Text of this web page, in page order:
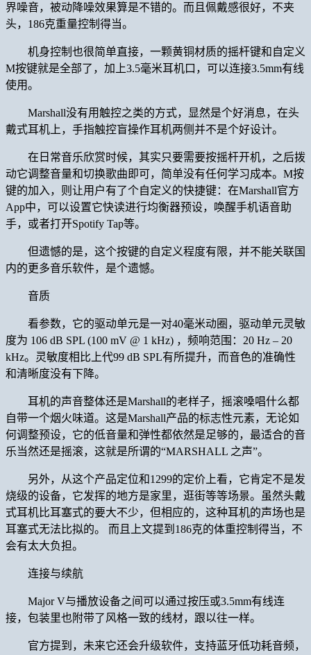
界噪音，被动降噪效果算是不错的。而且佩戴感很好，不夹
头，186克重量控制得当。
机身控制也很简单直接，一颗黄铜材质的摇杆键和自定义
M按键就是全部了，加上3.5毫米耳机口，可以连接3.5mm有线
使用。
Marshall没有用触控之类的方式，显然是个好消息，在头
戴式耳机上，手指触控盲操作耳机两侧并不是个好设计。
在日常音乐欣赏时候，其实只要需要按摇杆开机，之后拨
动它调整音量和切换歌曲即可，简单没有任何学习成本。M按
键的加入，则让用户有了个自定义的快捷键：在Marshall官方
App中，可以设置它快读进行均衡器预设，唤醒手机语音助
手，或者打开Spotify Tap等。
但遗憾的是，这个按键的自定义程度有限，并不能关联国
内的更多音乐软件，是个遗憾。
音质
看参数，它的驱动单元是一对40毫米动圈，驱动单元灵敏
度为 106 dB SPL (100 mV @ 1 kHz) ，频响范围：20 Hz – 20
kHz。灵敏度相比上代99 dB SPL有所提升，而音色的准确性
和清晰度没有下降。
耳机的声音整体还是Marshall的老样子，摇滚嗓唱什么都
自带一个烟火味道。这是Marshall产品的标志性元素，无论如
何调整预设，它的低音量和弹性都依然是足够的，最适合的音
乐当然还是摇滚，这就是所谓的“MARSHALL 之声”。
另外，从这个产品定位和1299的定价上看，它肯定不是发
烧级的设备，它发挥的地方是家里，逛街等等场景。虽然头戴
式耳机比耳塞式的要大不少，但相应的，这种耳机的声场也是
耳塞式无法比拟的。 而且上文提到186克的体重控制得当，不
会有太大负担。
连接与续航
Major V与播放设备之间可以通过按压或3.5mm有线连
接，包装里也附带了风格一致的线材，跟以往一样。
官方提到，未来它还会升级软件，支持蓝牙低功耗音频，